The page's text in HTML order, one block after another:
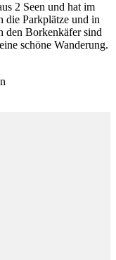
2 Seen und hat im
die Parkplätze und in
den Borkenkäfer sind
schöne Wanderung.